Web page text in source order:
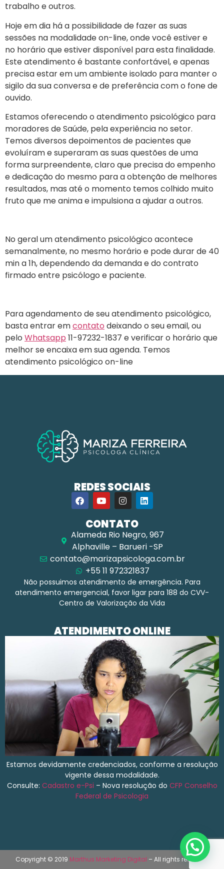
trabalho e outros.
Hoje em dia há a possibilidade de fazer as suas
sessões na modalidade on-line, onde você estiver e
no horário que estiver disponível para esta finalidade.
Este atendimento é bastante confortável, e apenas
precisa estar em um ambiente isolado para manter o
sigilo da sua conversa e de preferência com o fone de
ouvido.
Estamos oferecendo o atendimento psicológico para
moradores de Saúde, pela experiência no setor.
Temos diversos depoimentos de pacientes que
evoluíram e superaram as suas questões de uma
forma surpreendente, claro que precisa do empenho
e dedicação do mesmo para a obtenção de melhores
resultados, mas até o momento temos colhido muito
fruto que me anima e impulsiona a ajudar a outros.
No geral um atendimento psicológico acontece
semanalmente, no mesmo horário e pode durar de 40
min a 1h, dependendo da demanda e do contrato
firmado entre psicólogo e paciente.
Para agendamento de seu atendimento psicológico,
basta entrar emcontato deixando o seu email, ou
pelo Whatsapp 11-97232-1837 e verificar o horário que
melhor se encaixa em sua agenda. Temos
atendimento psicológico on-line
REDES SOCIAIS
CONTATO
Alameda Rio Negro, 967
Alphaville – Barueri -SP
contato@marizapsicologa.com.br
+55 11 972321837
Não possuimos atendimento de emergência. Para
atendimento emergencial, favor ligar para 188 do CVV-
Centro de Valorização da Vida
ATENDIMENTO ONLINE
Estamos devidamente credenciados, conforme a resolução
vigente dessa modalidade.
Consulte: Cadastro e-Psi – Nova resolução do CFP Conselho
Federal de Psicologia
Copyright © 2019 Marthus Marketing Digital – All rights reserved.